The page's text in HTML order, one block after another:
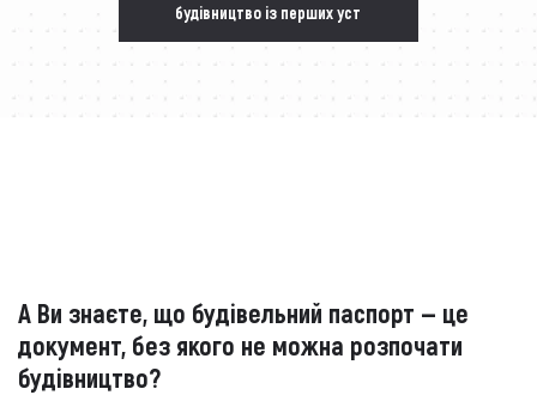
будівництво із перших уст
А Ви знаєте, що будівельний паспорт — це
документ, без якого не можна розпочати
будівництво?